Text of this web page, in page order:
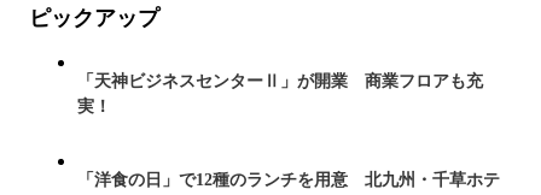
ピックアップ
「天神ビジネスセンターⅡ」が開業 商業フロアも充
実！
「洋食の日」で12種のランチを用意 北九州・千草ホテ